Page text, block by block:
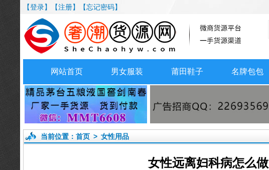
【登录】 【注册】 【忘记密码】
网站首页 男女服装 莆田鞋子 名牌包包
当前位置： 首页> 女性用品
女性远离妇科病怎么